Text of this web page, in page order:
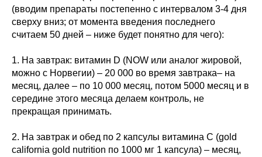
(вводим препараты постепенно с интервалом 3-4 дня
сверху вниз; от момента введения последнего
считаем 50 дней – ниже будет понятно для чего):
1. На завтрак: витамин D (NOW или аналог жировой,
можно с Норвегии) – 20 000 во время завтрака– на
месяц, далее – по 10 000 месяц, потом 5000 месяц и в
середине этого месяца делаем контроль, не
прекращая принимать.
2. На завтрак и обед по 2 капсулы витамина С (gold
california gold nutrition по 1000 мг 1 капсула) – месяц,